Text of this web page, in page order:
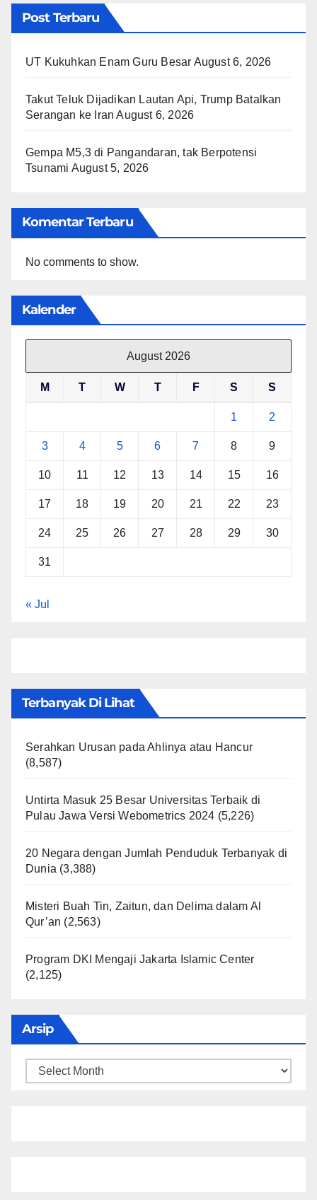
Post Terbaru
UT Kukuhkan Enam Guru Besar August 6, 2026
Takut Teluk Dijadikan Lautan Api, Trump Batalkan
Serangan ke Iran August 6, 2026
Gempa M5,3 di Pangandaran, tak Berpotensi
Tsunami August 5, 2026
Komentar Terbaru
No comments to show.
Kalender
August 2026
M T W T F S S
1 2
3 4 5 6 7 8 9
10 11 12 13 14 15 16
17 18 19 20 21 22 23
24 25 26 27 28 29 30
31
« Jul
Terbanyak Di Lihat
Serahkan Urusan pada Ahlinya atau Hancur
(8,587)
Untirta Masuk 25 Besar Universitas Terbaik di
Pulau Jawa Versi Webometrics 2024 (5,226)
20 Negara dengan Jumlah Penduduk Terbanyak di
Dunia (3,388)
Misteri Buah Tin, Zaitun, dan Delima dalam Al
Qur’an (2,563)
Program DKI Mengaji Jakarta Islamic Center
(2,125)
Arsip
Arsip